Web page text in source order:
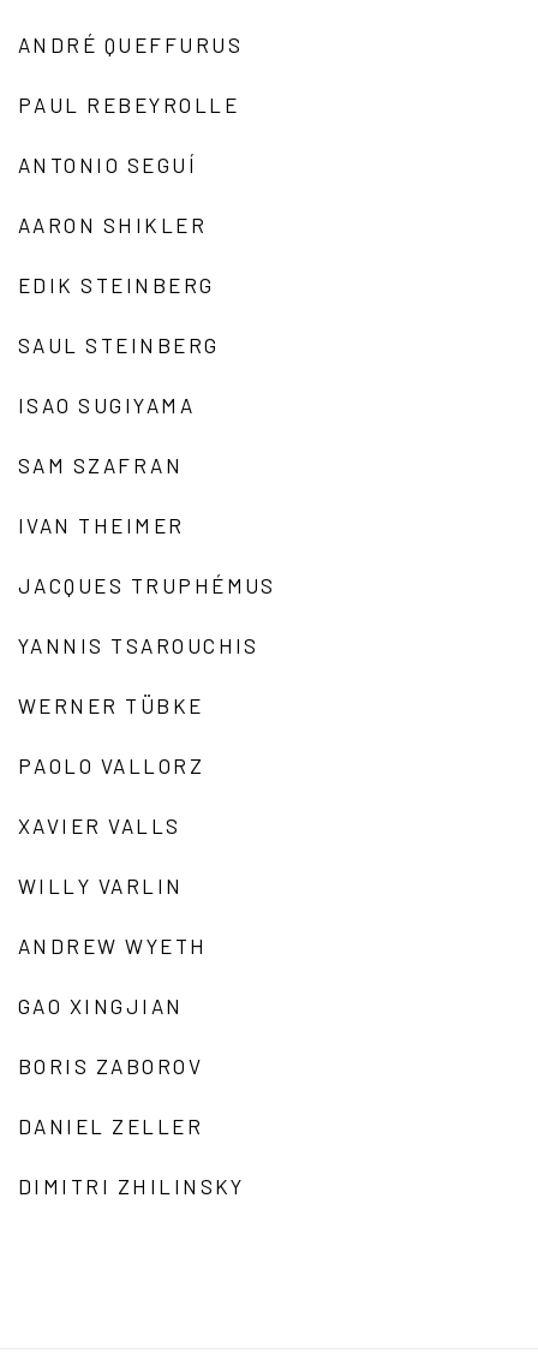
ANDRÉ QUEFFURUS
PAUL REBEYROLLE
ANTONIO SEGUÍ
AARON SHIKLER
EDIK STEINBERG
SAUL STEINBERG
ISAO SUGIYAMA
SAM SZAFRAN
IVAN THEIMER
JACQUES TRUPHÉMUS
YANNIS TSAROUCHIS
WERNER TÜBKE
PAOLO VALLORZ
XAVIER VALLS
WILLY VARLIN
ANDREW WYETH
GAO XINGJIAN
BORIS ZABOROV
DANIEL ZELLER
DIMITRI ZHILINSKY